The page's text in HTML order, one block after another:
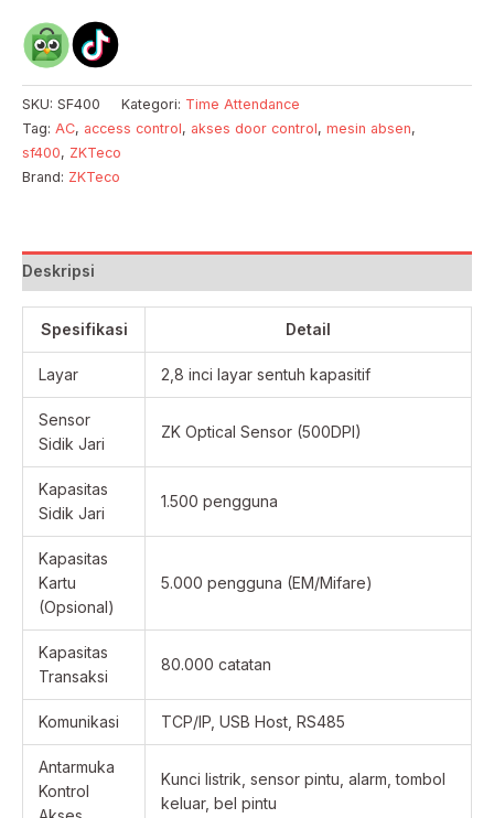
SKU: SF400 Kategori: Time Attendance
Tag: AC, access control, akses door control, mesin absen,
sf400, ZKTeco
Brand: ZKTeco
Deskripsi
Spesifikasi Detail
Layar 2,8 inci layar sentuh kapasitif
Sensor
Sidik Jari
ZK Optical Sensor (500DPI)
Kapasitas
Sidik Jari
1.500 pengguna
Kapasitas
Kartu
(Opsional)
5.000 pengguna (EM/Mifare)
Kapasitas
Transaksi
80.000 catatan
Komunikasi TCP/IP, USB Host, RS485
Antarmuka
Kontrol
Kunci listrik, sensor pintu, alarm, tombol
keluar, bel pintu